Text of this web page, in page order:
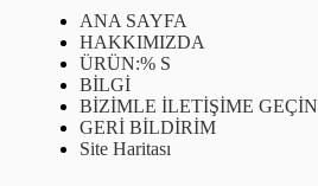
ANA SAYFA
HAKKIMIZDA
ÜRÜN:% S
BİLGİ
BİZİMLE İLETİŞİME GEÇİN
GERİ BİLDİRİM
Site Haritası